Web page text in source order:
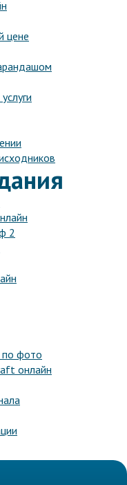
цене
2
по фото
онлайн